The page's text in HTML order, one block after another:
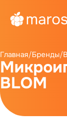
Главная/Бренды/
BLOM